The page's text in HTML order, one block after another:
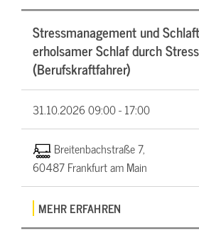
Stressmanagement und
erholsamer Schlaf durch
(Berufskraftfahrer)
31.10.202609:00 - 17:00
Breitenbachstraße 7,
60487 Frankfurt am Main
MEHR ERFAHREN